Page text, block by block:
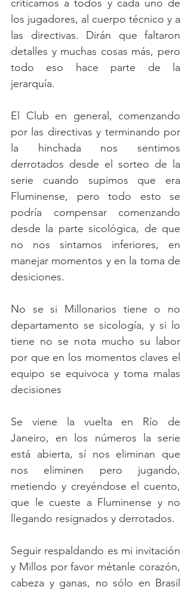
criticamos a todos y cada uno de
los jugadores, al cuerpo técnico y a
las directivas. Dirán que faltaron
detalles y muchas cosas más, pero
todo eso hace parte de la
jerarquía.
El Club en general, comenzando
por las directivas y terminando por
la hinchada nos sentimos
derrotados desde el sorteo de la
serie cuando supimos que era
Fluminense, pero todo esto se
podría compensar comenzando
desde la parte sicológica, de que
no nos sintamos inferiores, en
manejar momentos y en la toma de
desiciones.
No se si Millonarios tiene o no
departamento se sicología, y si lo
tiene no se nota mucho su labor
por que en los momentos claves el
equipo se equivoca y toma malas
decisiones
Se viene la vuelta en Río de
Janeiro, en los números la serie
está abierta, sí nos eliminan que
nos eliminen pero jugando,
metiendo y creyéndose el cuento,
que le cueste a Fluminense y no
llegando resignados y derrotados.
Seguir respaldando es mi invitación
y Millos por favor métanle corazón,
cabeza y ganas, no sólo en Brasil